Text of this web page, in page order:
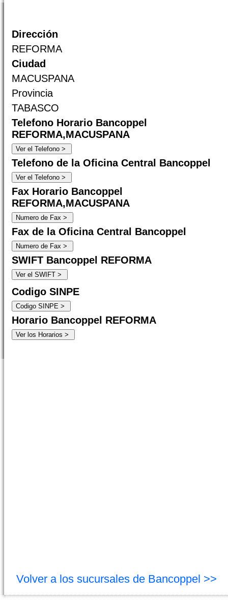
Dirección
REFORMA
Ciudad
MACUSPANA
Provincia
TABASCO
Telefono Horario Bancoppel
REFORMA,MACUSPANA
Telefono de la Oficina Central Bancoppel
Fax Horario Bancoppel
REFORMA,MACUSPANA
Fax de la Oficina Central Bancoppel
SWIFT Bancoppel REFORMA
Codigo SINPE
Horario Bancoppel REFORMA
Volver a los sucursales de Bancoppel >>